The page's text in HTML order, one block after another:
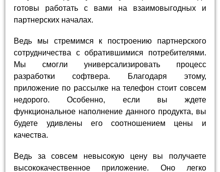
готовы работать с вами на взаимовыгодных и
партнерских началах.
Ведь мы стремимся к построению партнерского
сотрудничества с обратившимися потребителями.
Мы смогли универсализировать процесс
разработки софтвера. Благодаря этому,
приложение по рассылке на телефон стоит совсем
недорого. Особенно, если вы ждете
функциональное наполнение данного продукта, вы
будете удивлены его соотношением цены и
качества.
Ведь за совсем невысокую цену вы получаете
высококачественное приложение. Оно легко